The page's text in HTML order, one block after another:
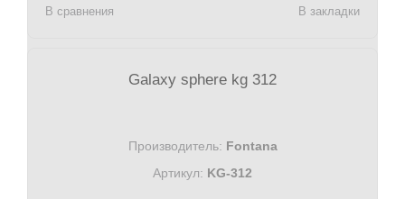
В сравнения
В закладки
Galaxy sphere kg 312
Производитель: Fontana
Артикул: KG-312